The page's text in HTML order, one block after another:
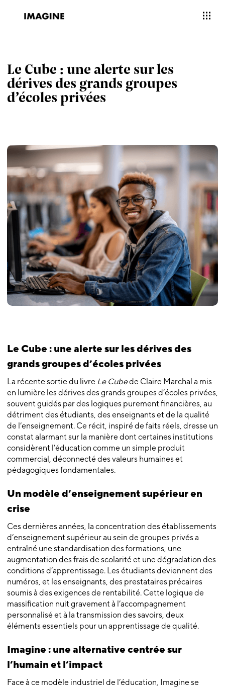
Le Cube : une alerte sur les
dérives des grands groupes
d’écoles privées
Le Cube : une alerte sur les dérives des
grands groupes d’écoles privées
La récente sortie du livre Le Cubede Claire Marchal a mis
en lumière les dérives des grands groupes d’écoles privées,
souvent guidés par des logiques purement financières, au
détriment des étudiants, des enseignants et de la qualité
de l’enseignement. Ce récit, inspiré de faits réels, dresse un
constat alarmant sur la manière dont certaines institutions
considèrent l’éducation comme un simple produit
commercial, déconnecté des valeurs humaines et
pédagogiques fondamentales.
Un modèle d’enseignement supérieur en
crise
Ces dernières années, la concentration des établissements
d’enseignement supérieur au sein de groupes privés a
entraîné une standardisation des formations, une
augmentation des frais de scolarité et une dégradation des
conditions d’apprentissage. Les étudiants deviennent des
numéros, et les enseignants, des prestataires précaires
soumis à des exigences de rentabilité. Cette logique de
massification nuit gravement à l’accompagnement
personnalisé et à la transmission des savoirs, deux
éléments essentiels pour un apprentissage de qualité.
Imagine : une alternative centrée sur
l’humain et l’impact
Face à ce modèle industriel de l’éducation, Imagine se